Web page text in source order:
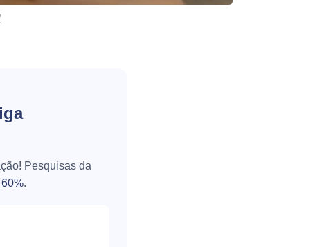
Pesquisas da
60%.